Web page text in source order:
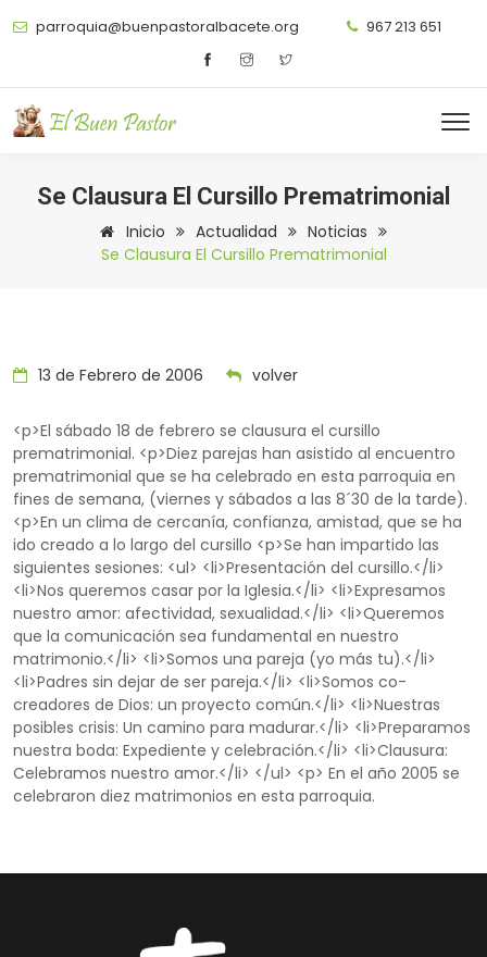
parroquia@buenpastoralbacete.org 967 213 651
Se Clausura El Cursillo Prematrimonial
Inicio Actualidad
Noticias
Se Clausura El Cursillo Prematrimonial
13 de Febrero de 2006 volver
<p>El sábado 18 de febrero se clausura el cursillo
prematrimonial. <p>Diez parejas han asistido al encuentro
prematrimonial que se ha celebrado en esta parroquia en
fines de semana, (viernes y sábados a las 8´30 de la tarde).
<p>En un clima de cercanía, confianza, amistad, que se ha
ido creado a lo largo del cursillo <p>Se han impartido las
siguientes sesiones: <ul> <li>Presentación del cursillo.</li>
<li>Nos queremos casar por la Iglesia.</li> <li>Expresamos
nuestro amor: afectividad, sexualidad.</li> <li>Queremos
que la comunicación sea fundamental en nuestro
matrimonio.</li> <li>Somos una pareja (yo más tu).</li>
<li>Padres sin dejar de ser pareja.</li> <li>Somos co-
creadores de Dios: un proyecto común.</li> <li>Nuestras
posibles crisis: Un camino para madurar.</li> <li>Preparamos
nuestra boda: Expediente y celebración.</li> <li>Clausura:
Celebramos nuestro amor.</li> </ul> <p> En el año 2005 se
celebraron diez matrimonios en esta parroquia.